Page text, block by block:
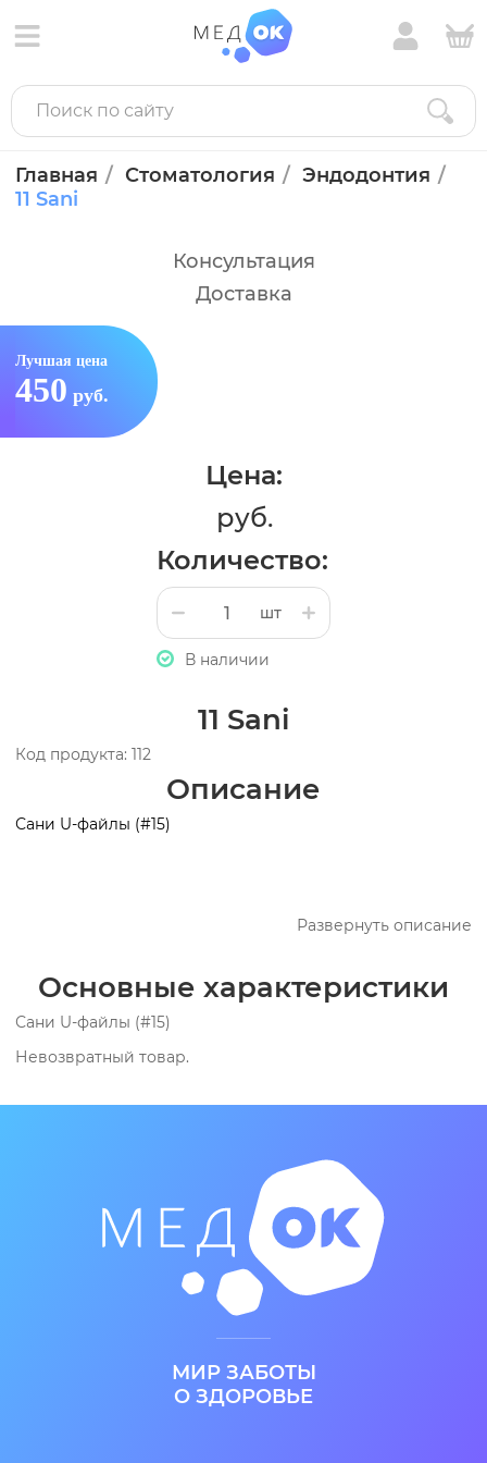
Главная Стоматология
Эндодонтия
11 Sani
11 Sani
Код продукта: 112
Описание
Сани U-файлы (#15)
Развернуть описание
Основные характеристики
Сани U-файлы (#15)
Невозвратный товар.
Лучшая цена
450 руб.
Цена:
руб.
Количество:
шт
В наличии
Консультация
Доставка
МИР ЗАБОТЫ
О ЗДОРОВЬЕ